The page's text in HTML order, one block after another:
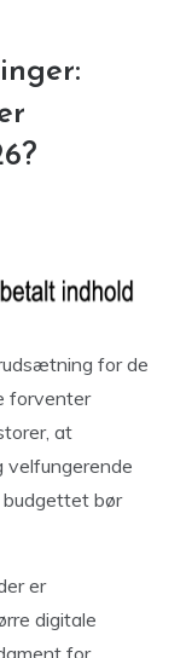
for de
forventer
at
velfungerende
budgettet bør
er
digitale
for